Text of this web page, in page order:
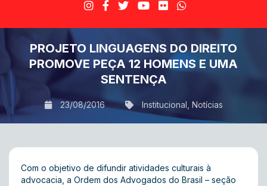
PROJETO LINGUAGENS DO DIREITO
PROMOVE PEÇA 12 HOMENS E UMA
SENTENÇA
23/08/2016 Institucional Notícias
Com o objetivo de difundir atividades culturais à
advocacia, a Ordem dos Advogados do Brasil – seção